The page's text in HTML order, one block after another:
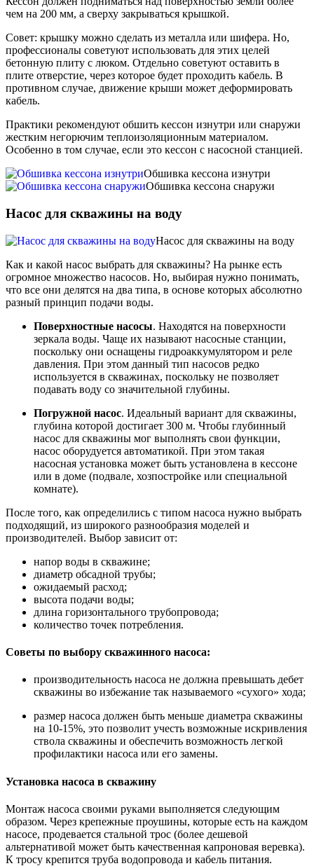
чем на 200 мм, а сверху закрываться крышкой.
Совет: крышку можно сделать из металла или шифера. Но,
профессионалы советуют использовать для этих целей
бетонную плиту с люком. Отдельно советуют оставить в
плите отверстие, через которое будет проходить кабель. В
противном случае, движение крыши может деформировать
кабель.
Практики рекомендуют обшить кессон изнутри или снаружи
жестким негорючим теплоизоляционным материалом.
Особенно в том случае, если это кессон с насосной станцией.
Обшивка кессона изнутри
Обшивка кессона снаружи
Насос для скважины на воду
Насос для скважины на воду
Как и какой насос выбрать для скважины? На рынке есть
огромное множество насосов. Но, выбирая нужно понимать,
что все они делятся на два типа, в основе которых абсолютно
разный принцип подачи воды.
Поверхностные насосы. Находятся на поверхности
зеркала воды. Чаще их называют насосные станции,
поскольку они оснащены гидроаккумулятором и реле
давления. При этом данный тип насосов редко
используется в скважинах, поскольку не позволяет
подавать воду со значительной глубины.
Погружной насос. Идеальный вариант для скважины,
глубина которой достигает 300 м. Чтобы глубинный
насос для скважины мог выполнять свои функции,
насос оборудуется автоматикой. При этом такая
насосная установка может быть установлена в кессоне
или в доме (подвале, хозпостройке или специальной
комнате).
После того, как определились с типом насоса нужно выбрать
подходящий, из широкого разнообразия моделей и
производителей. Выбор зависит от:
напор воды в скважине;
диаметр обсадной трубы;
ожидаемый расход;
высота подачи воды;
длина горизонтального трубопровода;
количество точек потребления.
Советы по выбору скважинного насоса:
производительность насоса не должна превышать дебет
скважины во избежание так называемого «сухого» хода;
размер насоса должен быть меньше диаметра скважины
на 10-15%, это позволит учесть возможные искривления
ствола скважины и обеспечить возможность легкой
профилактики насоса или его замены.
Установка насоса в скважину
Монтаж насоса своими руками выполняется следующим
образом. Через крепежные проушины, которые есть на каждом
насосе, продевается стальной трос (более дешевой
альтернативой может быть качественная капроновая веревка).
К тросу крепится труба водопровода и кабель питания.